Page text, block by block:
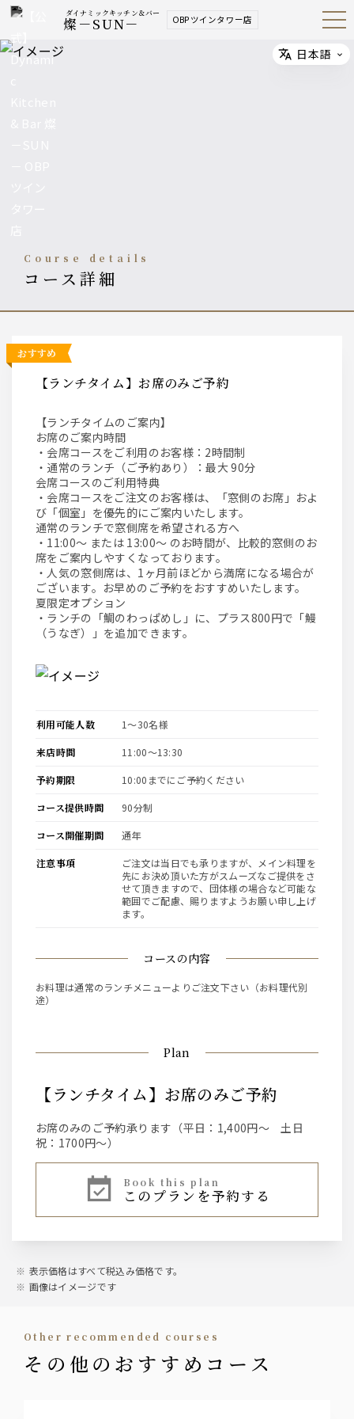
ダイナミックキッチン＆バー
燦－SUN－ OBPツインタワー店 Open
Navig
course details
コース詳細
おすすめ
【ランチタイム】お席のみご予約
【ランチタイムのご案内】
お席のご案内時間
・会席コースをご利用のお客様：2時間制
・通常のランチ（ご予約あり）：最大 90分
会席コースのご利用特典
・会席コースをご注文のお客様は、「窓側のお席」およ
び「個室」を優先的にご案内いたします。
通常のランチで窓側席を希望される方へ
・11:00～ または 13:00～ のお時間が、比較的窓側のお
席をご案内しやすくなっております。
・人気の窓側席は、1ヶ月前ほどから満席になる場合が
ございます。お早めのご予約をおすすめいたします。
夏限定オプション
・ランチの「鯛のわっぱめし」に、プラス800円で「鰻
（うなぎ）」を追加できます。
コースの内容
お料理は通常のランチメニューよりご注文下さい（お料理代別
途）
利用可能人数 1〜30名様
来店時間 11:00〜13:30
予約期限 10:00までにご予約ください
コース提供時間 90分制
コース開催期間 通年
注意事項
ご注文は当日でも承りますが、メイン料理を
先にお決め頂いた方がスムーズなご提供をさ
せて頂きますので、団体様の場合など可能な
範囲でご配慮、賜りますようお願い申し上げ
ます。
Plan
【ランチタイム】お席のみご予約
お席のみのご予約承ります（平日：1,400円～ 土日
祝：1700円～）
book this plan
このプランを予約する
表示価格はすべて税込み価格です。
画像はイメージです
other recommended courses
その他のおすすめコース
Select
日本語